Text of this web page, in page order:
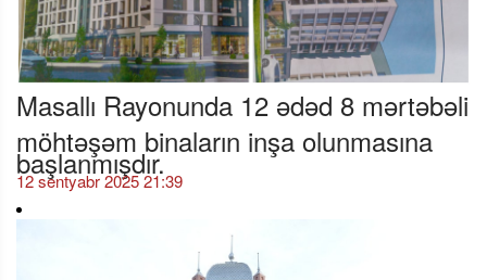
Masallı Rayonunda 12 ədəd 8 mərtəbəli
möhtəşəm binaların inşa olunmasına
başlanmışdır.
12 sentyabr 2025 21:39